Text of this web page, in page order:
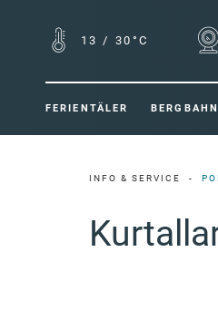
13 / 30°C
FERIENTÄLER
INFO & SERVICE